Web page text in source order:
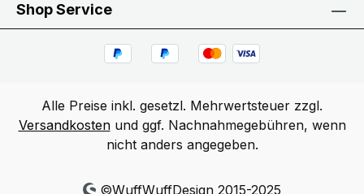
Shop Service
Alle Preise inkl. gesetzl. Mehrwertsteuer zzgl.
Versandkostenund ggf. Nachnahmegebühren, wenn
nicht anders angegeben.
©WuffWuffDesign 2015-2025